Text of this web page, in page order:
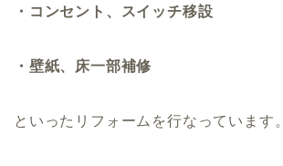
・コンセント、スイッチ移設
・壁紙、床一部補修
といったリフォームを行なっています。